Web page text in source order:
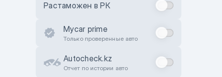
Растаможен в РК
Mycar prime
Только проверенные авто
Autocheck.kz
Отчет по истории авто